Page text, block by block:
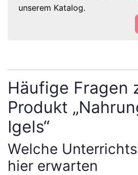
unserem Katalog.
Häufige Fragen
Produkt
Igels“
Welche
hier erwarten